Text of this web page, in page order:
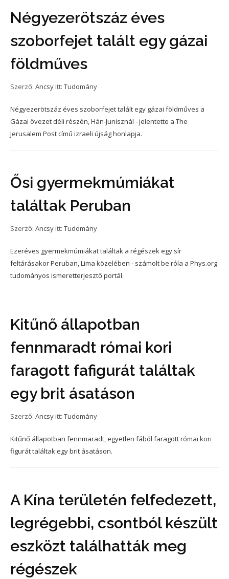
Négyezerötszáz éves
szoborfejet talált egy gázai
földműves
Szerző: Ancsy itt: Tudomány
Négyezerötszáz éves szoborfejet talált egy gázai földműves a
Gázai övezet déli részén, Hán-Junisznál - jelentette a The
Jerusalem Post című izraeli újság honlapja.
Ősi gyermekmúmiákat
találtak Peruban
Szerző: Ancsy itt: Tudomány
Ezeréves gyermekmúmiákat találtak a régészek egy sír
feltárásakor Peruban, Lima közelében - számolt be róla a Phys.org
tudományos ismeretterjesztő portál.
Kitűnő állapotban
fennmaradt római kori
faragott fafigurát találtak
egy brit ásatáson
Szerző: Ancsy itt: Tudomány
Kitűnő állapotban fennmaradt, egyetlen fából faragott római kori
figurát találtak egy brit ásatáson.
A Kína területén felfedezett,
legrégebbi, csontból készült
eszközt találhatták meg
régészek